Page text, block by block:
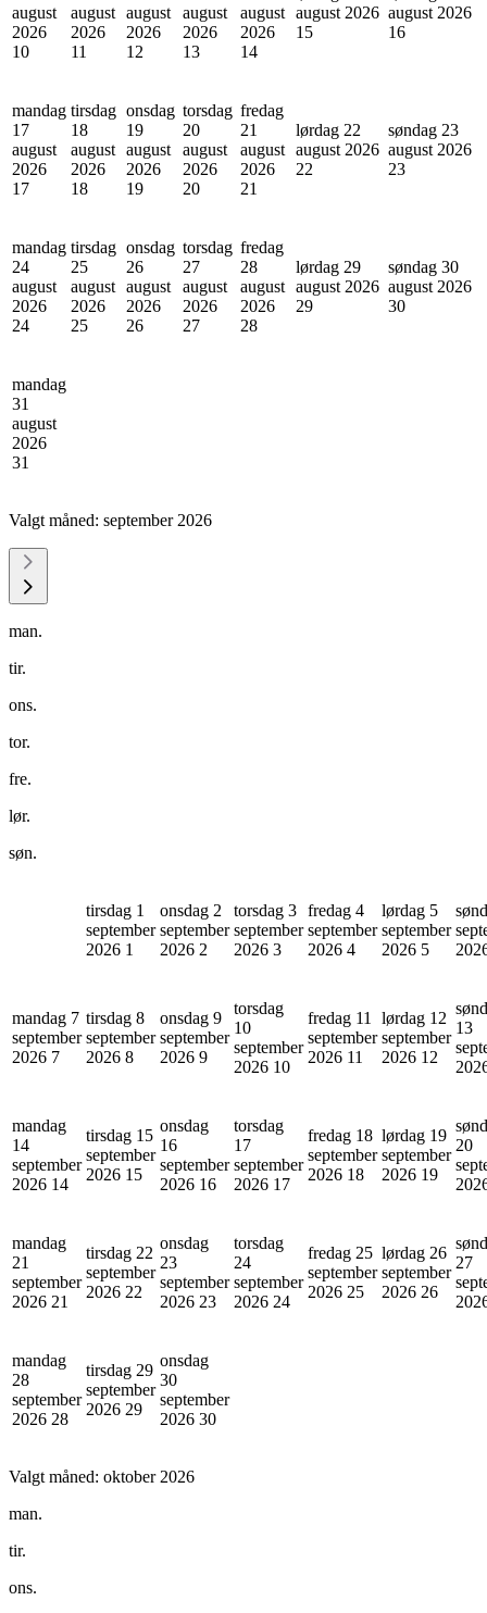
august
2026
10
august
2026
11
august
2026
12
august
2026
13
august
2026
14
august 2026
15
august 2026
16
mandag
17
august
2026
17
tirsdag
18
august
2026
18
onsdag
19
august
2026
19
torsdag
20
august
2026
20
fredag
21
august
2026
21
lørdag 22
august 2026
22
søndag 23
august 2026
23
mandag
24
august
2026
24
tirsdag
25
august
2026
25
onsdag
26
august
2026
26
torsdag
27
august
2026
27
fredag
28
august
2026
28
lørdag 29
august 2026
29
søndag 30
august 2026
30
mandag
31
august
2026
31
Valgt måned: september 2026
man.
tir.
ons.
tor.
fre.
lør.
søn.
tirsdag 1
september
2026 1
onsdag 2
september
2026 2
torsdag 3
september
2026 3
fredag 4
september
2026 4
lørdag 5
september
2026 5
mandag 7
september
2026 7
tirsdag 8
september
2026 8
onsdag 9
september
2026 9
torsdag
10
september
2026 10
fredag 11
september
2026 11
lørdag 12
september
2026 12
13
mandag
14
september
2026 14
tirsdag 15
september
2026 15
onsdag
16
september
2026 16
torsdag
17
september
2026 17
fredag 18
september
2026 18
lørdag 19
september
2026 19
20
mandag
21
september
2026 21
tirsdag 22
september
2026 22
onsdag
23
september
2026 23
torsdag
24
september
2026 24
fredag 25
september
2026 25
lørdag 26
september
2026 26
27
mandag
28
september
2026 28
tirsdag 29
september
2026 29
onsdag
30
september
2026 30
Valgt måned: oktober 2026
man.
tir.
ons.